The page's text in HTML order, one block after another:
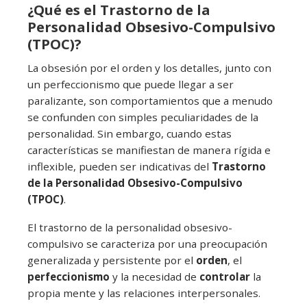
¿Qué es el Trastorno de la
Personalidad Obsesivo-Compulsivo
(TPOC)?
La obsesión por el orden y los detalles, junto con
un perfeccionismo que puede llegar a ser
paralizante, son comportamientos que a menudo
se confunden con simples peculiaridades de la
personalidad. Sin embargo, cuando estas
características se manifiestan de manera rígida e
inflexible, pueden ser indicativas del Trastorno
de la Personalidad Obsesivo-Compulsivo
(TPOC).
El trastorno de la personalidad obsesivo-
compulsivo se caracteriza por una preocupación
generalizada y persistente por el orden, el
perfeccionismo y la necesidad de controlar la
propia mente y las relaciones interpersonales.